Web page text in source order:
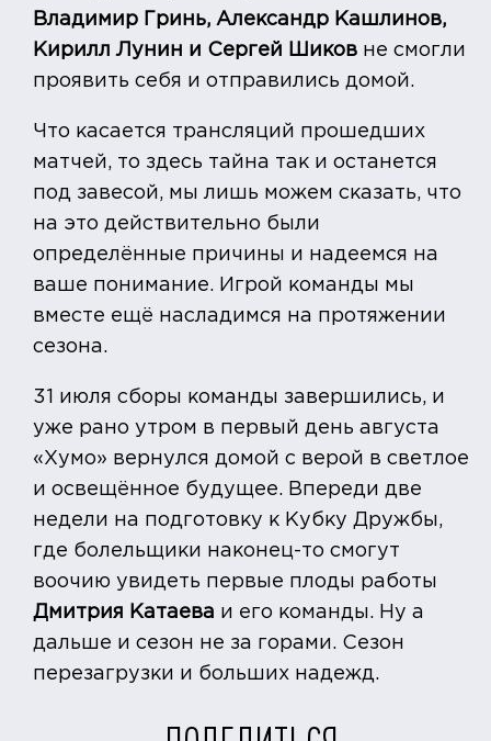
Владимир Гринь, Александр Кашлинов,
Кирилл Лунин и Сергей Шиков не смогли
проявить себя и отправились домой.
Что касается трансляций прошедших
матчей, то здесь тайна так и останется
под завесой, мы лишь можем сказать, что
на это действительно были
определённые причины и надеемся на
ваше понимание. Игрой команды мы
вместе ещё насладимся на протяжении
сезона.
31 июля сборы команды завершились, и
уже рано утром в первый день августа
«Хумо» вернулся домой с верой в светлое
и освещённое будущее. Впереди две
недели на подготовку к Кубку Дружбы,
где болельщики наконец-то смогут
воочию увидеть первые плоды работы
Дмитрия Катаева и его команды. Ну а
дальше и сезон не за горами. Сезон
перезагрузки и больших надежд.